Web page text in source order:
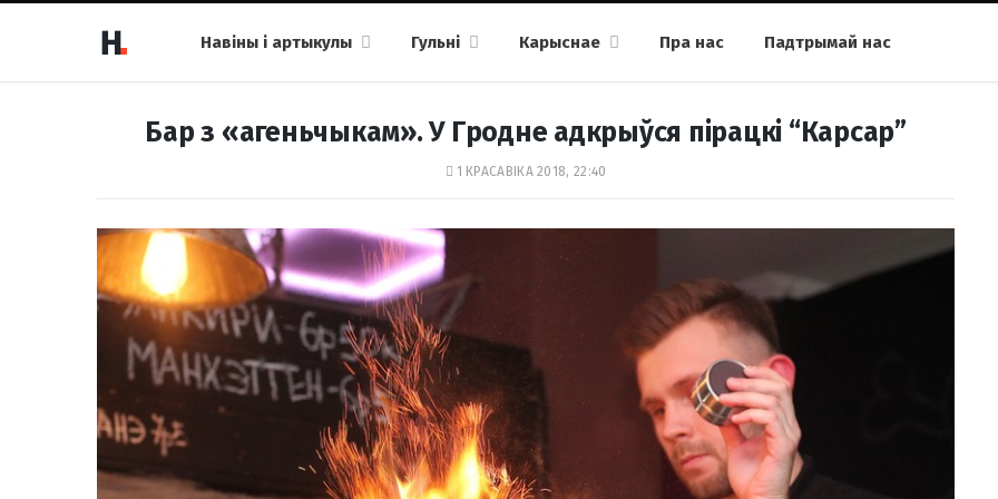
Навіны і артыкулы Гульні Карыснае Пра нас Падтрымай нас
Бар з «агеньчыкам». У Гродне адкрыўся пірацкі “Карсар”
1 КРАСАВІКА 2018, 22:40